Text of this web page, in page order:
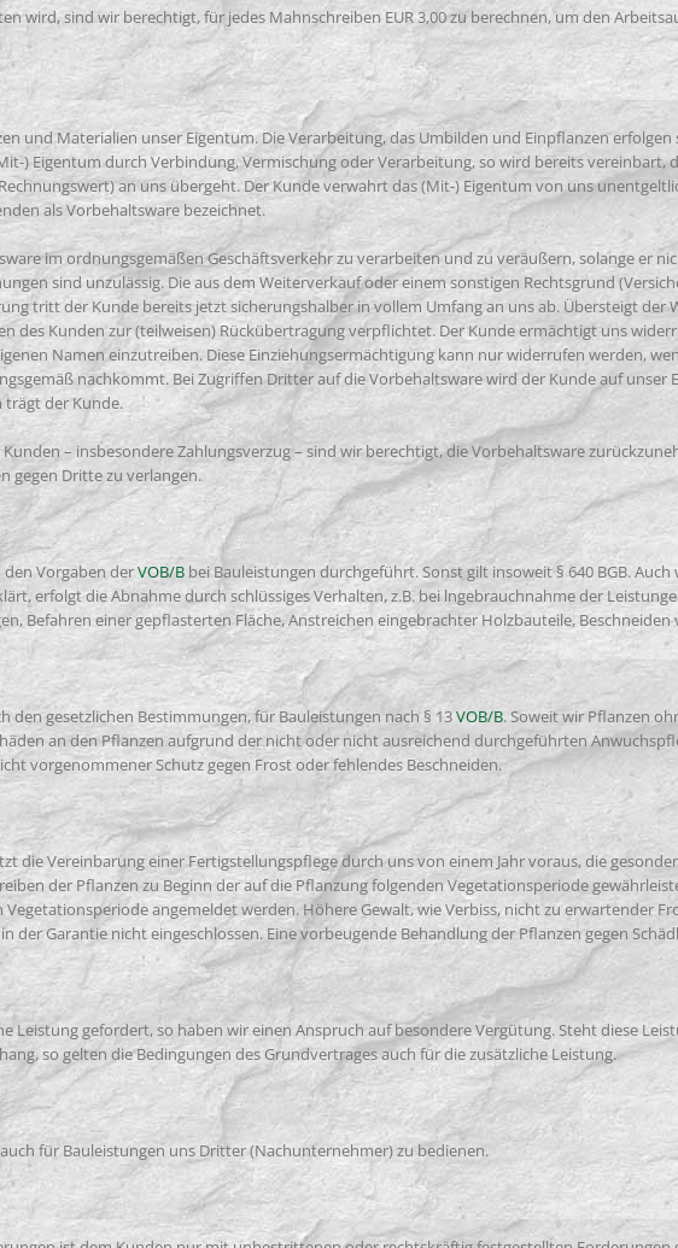
wird, sind wir berechtigt, für jedes Mahnschreiben EUR 3,00 zu berechnen, um den
und Materialien unser Eigentum. Die Verarbeitung, das Umbilden und Einpflanzen
) Eigentum durch Verbindung, Vermischung oder Verarbeitung, so wird bereits vereinbart,
an uns übergeht. Der Kunde verwahrt das (Mit-) Eigentum von uns
als Vorbehaltsware bezeichnet.
im ordnungsgemäßen Geschäftsverkehr zu verarbeiten und zu veräußern, solange er
sind unzulässig. Die aus dem Weiterverkauf oder einem sonstigen Rechtsgrund
tritt der Kunde bereits jetzt sicherungshalber in vollem Umfang an uns ab. Übersteigt der
des Kunden zur (teilweisen) Rückübertragung verpflichtet. Der Kunde ermächtigt uns
Namen einzutreiben. Diese Einziehungsermächtigung kann nur widerrufen werden,
nachkommt. Bei Zugriffen Dritter auf die Vorbehaltsware wird der Kunde auf unser
trägt der Kunde.
– insbesondere Zahlungsverzug – sind wir berechtigt, die Vorbehaltsware
gegen Dritte zu verlangen.
Vorgaben derVOB/B bei Bauleistungen durchgeführt. Sonst gilt insoweit § 640 BGB.
erfolgt die Abnahme durch schlüssiges Verhalten, z.B. bei lngebrauchnahme der
Befahren einer gepflasterten Fläche, Anstreichen eingebrachter Holzbauteile,
den gesetzlichen Bestimmungen, für Bauleistungen nach § 13VOB/B. Soweit wir Pflanzen
an den Pflanzen aufgrund der nicht oder nicht ausreichend durchgeführten
vorgenommener Schutz gegen Frost oder fehlendes Beschneiden.
die Vereinbarung einer Fertigstellungspflege durch uns von einem Jahr voraus, die
der Pflanzen zu Beginn der auf die Pflanzung folgenden Vegetationsperiode
Vegetationsperiode angemeldet werden. Höhere Gewalt, wie Verbiss, nicht zu erwartender
der Garantie nicht eingeschlossen. Eine vorbeugende Behandlung der Pflanzen gegen
Leistung gefordert, so haben wir einen Anspruch auf besondere Vergütung. Steht diese
so gelten die Bedingungen des Grundvertrages auch für die zusätzliche Leistung.
für Bauleistungen uns Dritter (Nachunternehmer) zu bedienen.